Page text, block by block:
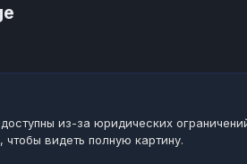
из-за юридических
видеть полную картину.